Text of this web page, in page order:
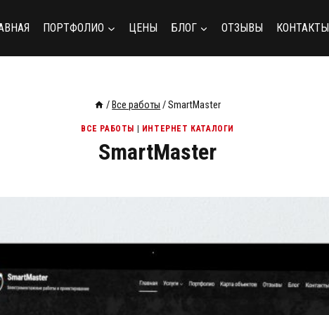
ПОРТФОЛИО ЦЕНЫ БЛОГ ОТЗЫВЫ КОНТАКТЫ
/ Все работы /SmartMaster
ВСЕ РАБОТЫ | ИНТЕРНЕТ КАТАЛОГИ
SmartMaster